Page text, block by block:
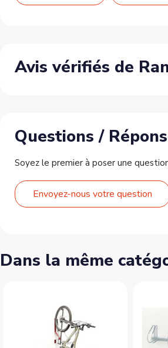
Avis vérifiés de
Questions /
Soyez le premier à poser une
Envoyez-nous votre question
Dans la même